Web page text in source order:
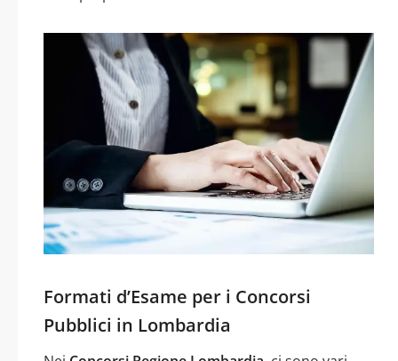
Formati d’Esame per i Concorsi
Pubblici in Lombardia